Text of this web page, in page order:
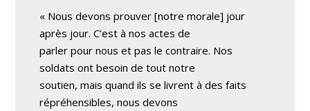
« Nous devons prouver [notre morale] jour
après jour. C’est à nos actes de
parler pour nous et pas le contraire. Nos
soldats ont besoin de tout notre
soutien, mais quand ils se livrent à des faits
répréhensibles, nous devons